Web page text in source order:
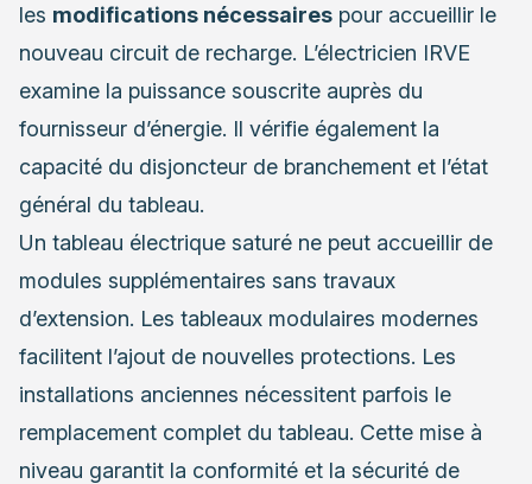
les modifications nécessaires pour accueillir le
nouveau circuit de recharge. L’électricien IRVE
examine la puissance souscrite auprès du
fournisseur d’énergie. Il vérifie également la
capacité du disjoncteur de branchement et l’état
général du tableau.
Un tableau électrique saturé ne peut accueillir de
modules supplémentaires sans travaux
d’extension. Les tableaux modulaires modernes
facilitent l’ajout de nouvelles protections. Les
installations anciennes nécessitent parfois le
remplacement complet du tableau. Cette mise à
niveau garantit la conformité et la sécurité de